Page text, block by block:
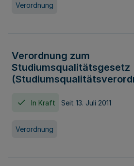
Verordnung
Verordnung zum
Studiumsqualitätsgesetz
In Kraft Seit 13. Juli 2011
Verordnung